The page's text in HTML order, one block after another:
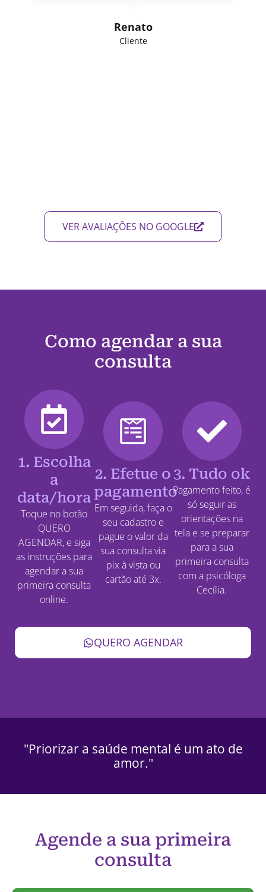
Renato
Cliente
VER AVALIAÇÕES NO GOOGLE
Como agendar a sua
consulta
1. Escolha
a
data/hora
Toque no botão
QUERO
AGENDAR, e siga
as instruções para
agendar a sua
primeira consulta
online.
2. Efetue o
pagamento
Em seguida, faça o
seu cadastro e
pague o valor da
sua consulta via
pix à vista ou
cartão até 3x.
3. Tudo ok
Pagamento feito, é
só seguir as
orientações na
tela e se preparar
para a sua
primeira consulta
com a psicóloga
Cecília.
QUERO AGENDAR
"Priorizar a saúde mental é um ato de
amor."
Agende a sua primeira
consulta